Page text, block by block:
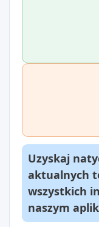
Uzyskaj
aktualnych
wszystkich
naszym